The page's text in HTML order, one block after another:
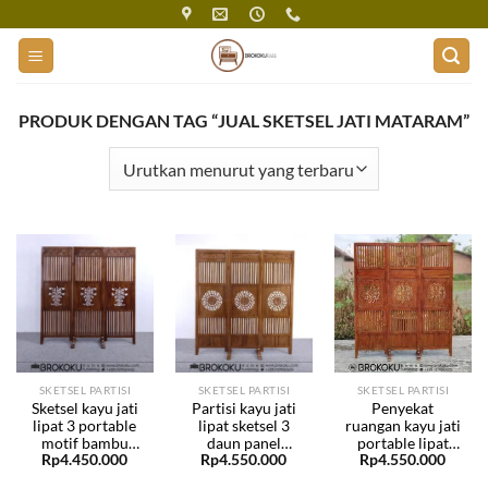
content
PRODUK DENGAN TAG “JUAL SKETSEL JATI MATARAM”
SKETSEL PARTISI
Sketsel kayu jati
lipat 3 portable
motif bambu
BHF-149
Rp4.450.000
SKETSEL PARTISI
Partisi kayu jati
lipat sketsel 3
daun panel
bundar BHF-148
Rp4.550.000
SKETSEL PARTISI
Penyekat
ruangan kayu jati
portable lipat
panel bulat BHF-
Rp4.550.000